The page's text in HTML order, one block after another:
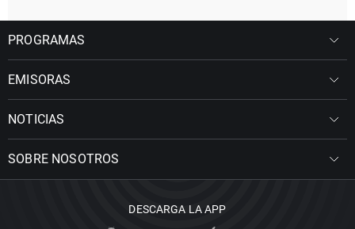
PROGRAMAS
EMISORAS
NOTICIAS
SOBRE NOSOTROS
DESCARGA LA APP